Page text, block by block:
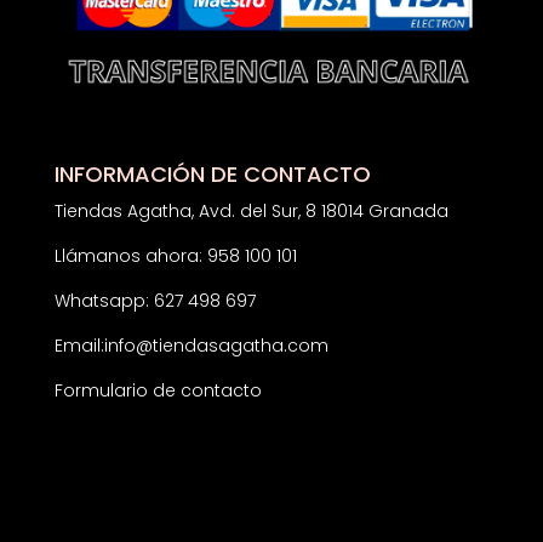
INFORMACIÓN DE CONTACTO
Tiendas Agatha, Avd. del Sur, 8 18014 Granada
Llámanos ahora: 958 100 101
Whatsapp: 627 498 697
Email:info@tiendasagatha.com
Formulario de contacto